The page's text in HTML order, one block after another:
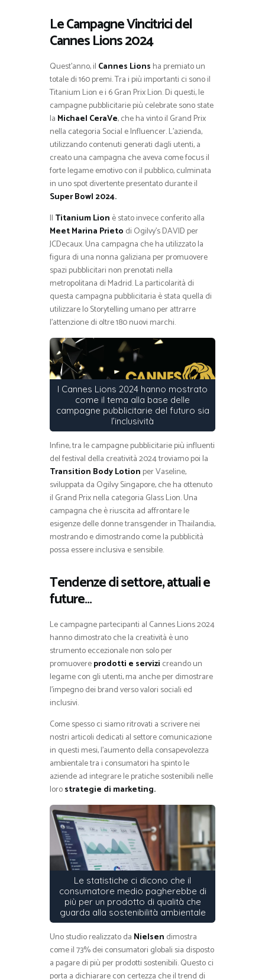
Le Campagne Vincitrici del
Cannes Lions 2024
Quest’anno, il Cannes Lions ha premiato un
totale di 160 premi. Tra i più importanti ci sono il
Titanium Lion e i 6 Gran Prix Lion. Di questi, le
campagne pubblicitarie più celebrate sono state
la Michael CeraVe, che ha vinto il Grand Prix
nella categoria Social e Influencer. L’azienda,
utilizzando contenuti generati dagli utenti, a
creato una campagna che aveva come focus il
forte legame emotivo con il pubblico, culminata
in uno spot divertente presentato durante il
Super Bowl 2024.
Il Titanium Lion è stato invece conferito alla
Meet Marina Prieto di Ogilvy’s DAVID per
JCDecaux. Una campagna che ha utilizzato la
figura di una nonna galiziana per promuovere
spazi pubblicitari non prenotati nella
metropolitana di Madrid. La particolarità di
questa campagna pubblicitaria è stata quella di
utilizzare lo Storytelling umano per attrarre
l’attenzione di oltre 180 nuovi marchi.
I Cannes Lions 2024 hanno mostrato
come il tema alla base delle
campagne pubblicitarie del futuro sia
l’inclusività
Infine, tra le campagne pubblicitarie più influenti
del festival della creatività 2024 troviamo poi la
Transition Body Lotion per Vaseline,
sviluppata da Ogilvy Singapore, che ha ottenuto
il Grand Prix nella categoria Glass Lion. Una
campagna che è riuscita ad affrontare le
esigenze delle donne transgender in Thailandia,
mostrando e dimostrando come la pubblicità
possa essere inclusiva e sensibile.
Tendenze di settore, attuali e
future…
Le campagne partecipanti al Cannes Lions 2024
hanno dimostrato che la creatività è uno
strumento eccezionale non solo per
promuovereprodotti e servizi creando un
legame con gli utenti, ma anche per dimostrare
l’impegno dei brand verso valori sociali ed
inclusivi.
Come spesso ci siamo ritrovati a scrivere nei
nostri articoli dedicati al settore comunicazione
in questi mesi, l’aumento della consapevolezza
ambientale tra i consumatori ha spinto le
aziende ad integrare le pratiche sostenibili nelle
lorostrategie di marketing.
Le statistiche ci dicono che il
consumatore medio pagherebbe di
più per un prodotto di qualità che
guarda alla sostenibilità ambientale
Uno studio realizzato da Nielsen dimostra
come il 73% dei consumatori globali sia disposto
a pagare di più per prodotti sostenibili. Questo ci